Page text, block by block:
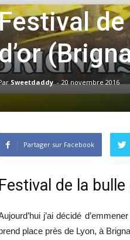
Sweetdaddy - 20 novembre 2016
Partager sur Facebook
Festival de la
j’ai décidé
place près de Lyon, à